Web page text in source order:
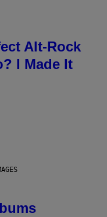
Alt-Rock
I Made It